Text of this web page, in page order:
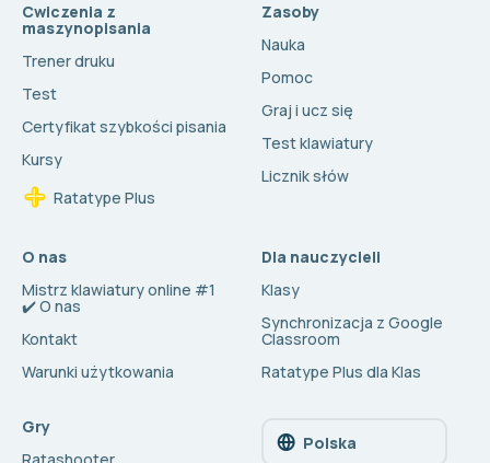
Cwiczenia z
maszynopisania
Trener druku
Test
Certyfikat szybkości pisania
Kursy
Ratatype Plus
Zasoby
Nauka
Pomoc
Graj i ucz się
Test klawiatury
Licznik słów
O nas
Mistrz klawiatury online #1
✔️ O nas
Kontakt
Warunki użytkowania
Dla nauczycieli
Klasy
Synchronizacja z Google
Classroom
Ratatype Plus dla Klas
Gry
Polska